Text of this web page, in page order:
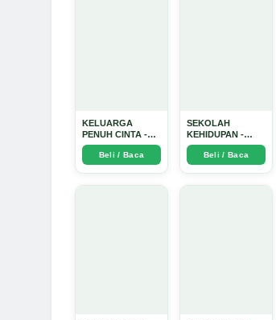
KELUARGA
PENUH CINTA -
Arda Dinata
Beli / Baca
SEKOLAH
KEHIDUPAN -
Arda Dinata
Beli / Baca